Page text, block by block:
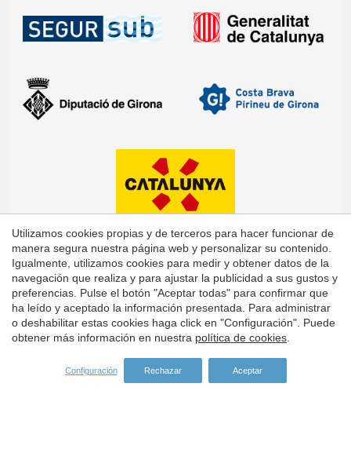
Utilizamos cookies propias y de terceros para hacer funcionar de
manera segura nuestra página web y personalizar su contenido.
Igualmente, utilizamos cookies para medir y obtener datos de la
navegación que realiza y para ajustar la publicidad a sus gustos y
preferencias. Pulse el botón "Aceptar todas" para confirmar que
ha leído y aceptado la información presentada. Para administrar
o deshabilitar estas cookies haga click en "Configuración". Puede
obtener más información en nuestra política de cookies.
Configuración Rechazar Aceptar
Guardar configuración Aceptar todas